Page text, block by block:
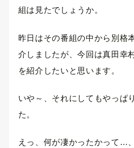
組は見たでしょうか。
昨日はその番組の中から別格
介しましたが、今回は真田幸
を紹介したいと思います。
いや～、それにしてもやっぱ
た。
えっ、何が凄かったかって…